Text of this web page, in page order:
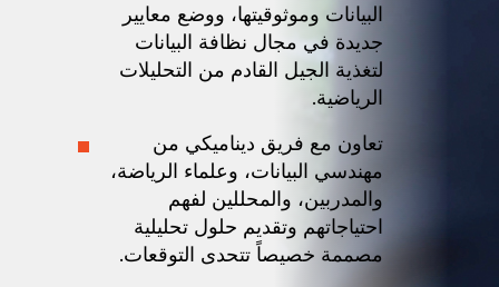
البيانات وموثوقيتها، ووضع معايير
جديدة في مجال نظافة البيانات
لتغذية الجيل القادم من التحليلات
الرياضية.
تعاون مع فريق ديناميكي من
مهندسي البيانات، وعلماء الرياضة،
والمدربين، والمحللين لفهم
احتياجاتهم وتقديم حلول تحليلية
مصممة خصيصاً تتحدى التوقعات.